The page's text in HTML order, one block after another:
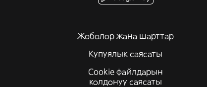
Жоболор жана шарттар
Купуялык саясаты
Cookie файлдарын
колдонуу саясаты